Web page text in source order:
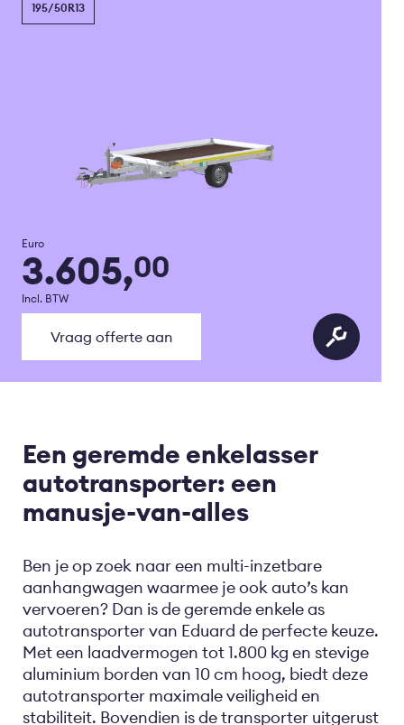
195/50R13
Euro
3.605,00
Incl. BTW
Vraag offerte aan
Een geremde enkelasser
autotransporter: een
manusje-van-alles
Ben je op zoek naar een multi-inzetbare
aanhangwagen waarmee je ook auto’s kan
vervoeren? Dan is de geremde enkele as
autotransporter van Eduard de perfecte keuze.
Met een laadvermogen tot 1.800 kg en stevige
aluminium borden van 10 cm hoog, biedt deze
autotransporter maximale veiligheid en
stabiliteit. Bovendien is de transporter uitgerust